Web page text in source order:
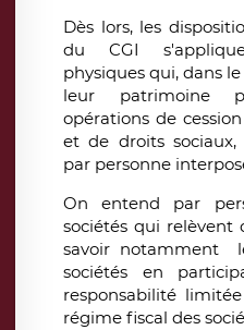
Dès lors, les
du CGI
physiques qui, dans
leur patrimoine
opérations de
et de droits
par personne
On entend par
sociétés qui relèvent
savoir notamment
sociétés en
responsabilité
régime fiscal des